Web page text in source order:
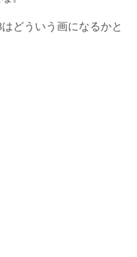
どういう画になるかと